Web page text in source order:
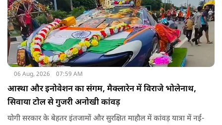
06 Aug, 2026 07:59 AM
आस्था और इनोवेशन का संगम, मैक्लारेन में विराजे भोलेनाथ,
सिवाया टोल से गुजरी अनोखी कांवड़
योगी सरकार के बेहतर इंतजामों और सुरक्षित माहौल में कांवड़ यात्रा में नई-